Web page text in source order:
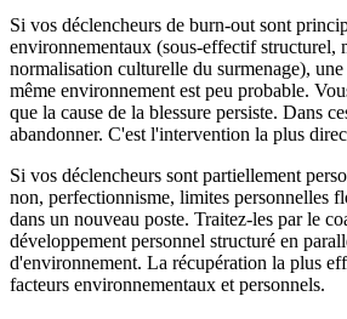
Si vos déclencheurs de burn-out sont
environnementaux (sous-effectif structurel,
normalisation culturelle du surmenage),
même environnement est peu probable.
que la cause de la blessure persiste. Dans
abandonner. C'est l'intervention la plus
Si vos déclencheurs sont partiellement
non, perfectionnisme, limites personnelles
dans un nouveau poste. Traitez-les par le
développement personnel structuré en
d'environnement. La récupération la plus
facteurs environnementaux et personnels.